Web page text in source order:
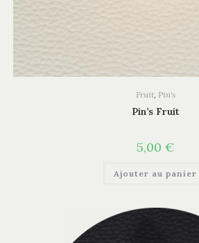
Fruit, Pin's
Pin’s Fruit
5,00 €
Ajouter au panier